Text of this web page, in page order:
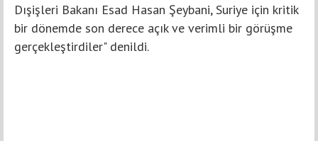
Dışişleri Bakanı Esad Hasan Şeybani, Suriye için kritik
bir dönemde son derece açık ve verimli bir görüşme
gerçekleştirdiler" denildi.